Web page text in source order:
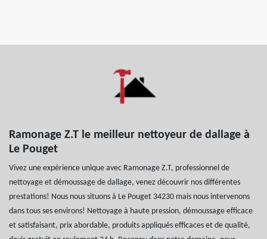
Ramonage Z.T le meilleur nettoyeur de dallage à
Le Pouget
Vivez une expérience unique avec Ramonage Z.T, professionnel de
nettoyage et démoussage de dallage, venez découvrir nos différentes
prestations! Nous nous situons à Le Pouget 34230 mais nous intervenons
dans tous ses environs! Nettoyage à haute pression, démoussage efficace
et satisfaisant, prix abordable, produits appliqués efficaces et de qualité,